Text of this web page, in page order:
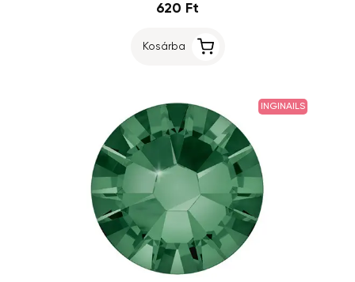
620 Ft
Kosárba
INGINAILS